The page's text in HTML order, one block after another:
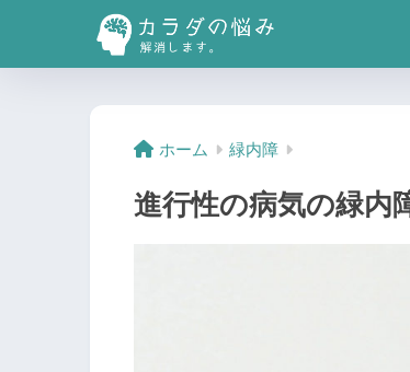
ホーム 緑内障
進行性の病気の緑内